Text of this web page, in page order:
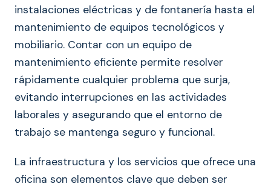
instalaciones eléctricas y de fontanería hasta el
mantenimiento de equipos tecnológicos y
mobiliario. Contar con un equipo de
mantenimiento eficiente permite resolver
rápidamente cualquier problema que surja,
evitando interrupciones en las actividades
laborales y asegurando que el entorno de
trabajo se mantenga seguro y funcional.
La infraestructura y los servicios que ofrece una
oficina son elementos clave que deben ser